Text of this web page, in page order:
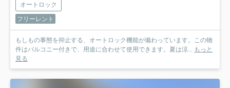
オートロック
フリーレント
もしもの事態を抑止する、オートロック機能が備わっています。この物
件はバルコニー付きで、用途に合わせて使用できます。夏は涼...
もっと
見る